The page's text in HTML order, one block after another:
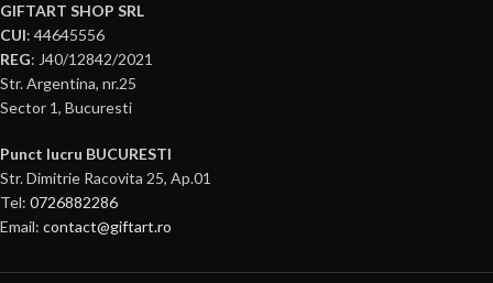
GIFTART SHOP SRL
CUI: 44645556
REG: J40/12842/2021
Str. Argentina, nr.25
Sector 1, Bucuresti
Punct lucru BUCURESTI
Str. Dimitrie Racovita 25, Ap.01
Tel: 0726882286
Email: contact@giftart.ro